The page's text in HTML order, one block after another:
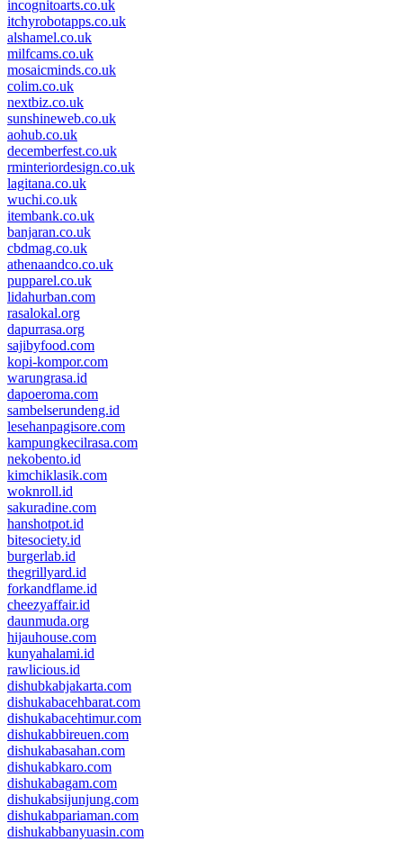
incognitoarts.co.uk
itchyrobotapps.co.uk
alshamel.co.uk
milfcams.co.uk
mosaicminds.co.uk
colim.co.uk
nextbiz.co.uk
sunshineweb.co.uk
aohub.co.uk
decemberfest.co.uk
rminteriordesign.co.uk
lagitana.co.uk
wuchi.co.uk
itembank.co.uk
banjaran.co.uk
cbdmag.co.uk
athenaandco.co.uk
pupparel.co.uk
lidahurban.com
rasalokal.org
dapurrasa.org
sajibyfood.com
kopi-kompor.com
warungrasa.id
dapoeroma.com
sambelserundeng.id
lesehanpagisore.com
kampungkecilrasa.com
nekobento.id
kimchiklasik.com
woknroll.id
sakuradine.com
hanshotpot.id
bitesociety.id
burgerlab.id
thegrillyard.id
forkandflame.id
cheezyaffair.id
daunmuda.org
hijauhouse.com
kunyahalami.id
rawlicious.id
dishubkabjakarta.com
dishukabacehbarat.com
dishukabacehtimur.com
dishukabbireuen.com
dishukabasahan.com
dishukabkaro.com
dishukabagam.com
dishukabsijunjung.com
dishukabpariaman.com
dishukabbanyuasin.com